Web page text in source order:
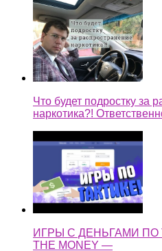
Что будет подростку за
наркотика?!
ИГРЫ С ДЕНЬГАМИ ПО
THE MONEY —